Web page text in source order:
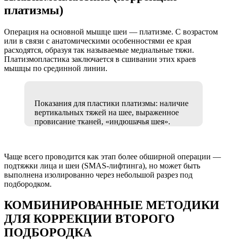
платизмы)
Операция на основной мышце шеи — платизме. С возрастом
или в связи с анатомическими особенностями ее края
расходятся, образуя так называемые медиальные тяжи.
Платизмопластика заключается в сшивании этих краев
мышцы по срединной линии.
Показания для пластики платизмы: наличие
вертикальных тяжей на шее, выраженное
провисание тканей, «индюшачья шея».
Чаще всего проводится как этап более обширной операции —
подтяжки лица и шеи (SMAS-лифтинга), но может быть
выполнена изолированно через небольшой разрез под
подбородком.
КОМБИНИРОВАННЫЕ МЕТОДИКИ
ДЛЯ КОРРЕКЦИИ ВТОРОГО
ПОДБОРОДКА